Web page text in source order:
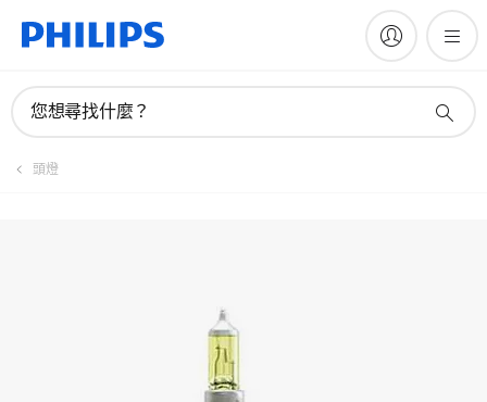
您想尋找什麼？
頭燈
註冊產品